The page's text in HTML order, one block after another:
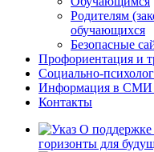
Родителям
обучающихся
Безопасные
Профориентация и
Социально-
Информация в СМИ
Контакты
горизонты для